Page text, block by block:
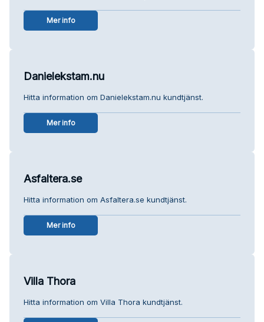
Mer info
Danielekstam.nu
Hitta information om Danielekstam.nu kundtjänst.
Mer info
Asfaltera.se
Hitta information om Asfaltera.se kundtjänst.
Mer info
Villa Thora
Hitta information om Villa Thora kundtjänst.